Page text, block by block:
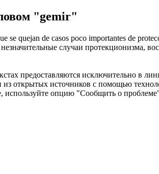
"gemir"
se quejan de casos poco importantes de
случаи протекционизма,
предоставляются исключительно в
из открытых источников с помощью
используйте опцию "Сообщить о